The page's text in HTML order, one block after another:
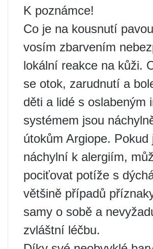
K poznámce!
Co je na kousnutí
vosím zbarvením
lokální reakce na kůži.
se otok, zarudnutí a
děti a lidé s oslabeným
systémem jsou
útokům Argiope. Pokud
náchylní k alergiím,
pociťovat potíže s
většině případů
samy o sobě a
zvláštní léčbu.